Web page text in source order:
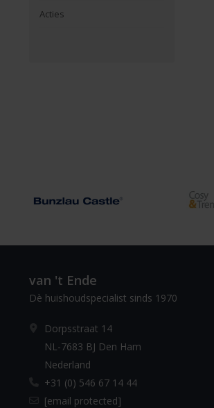
Acties
van 't Ende
Dè huishoudspecialist sinds 1970
Dorpsstraat 14
NL-7683 BJ Den Ham
Nederland
+31 (0) 546 67 14 44
[email protected]